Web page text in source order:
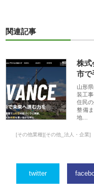
関連記事
株式
市で
山形
装工
住民
整備
地…
[その他業種][その他_法人・企業]
twitter